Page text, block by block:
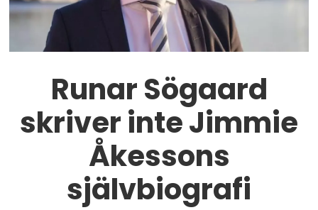
Runar Sögaard
skriver inte Jimmie
Åkessons
självbiografi